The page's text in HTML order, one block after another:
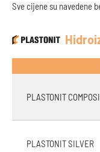
Sve cijene su navedene
PLASTONIT
PLASTONIT SILVER